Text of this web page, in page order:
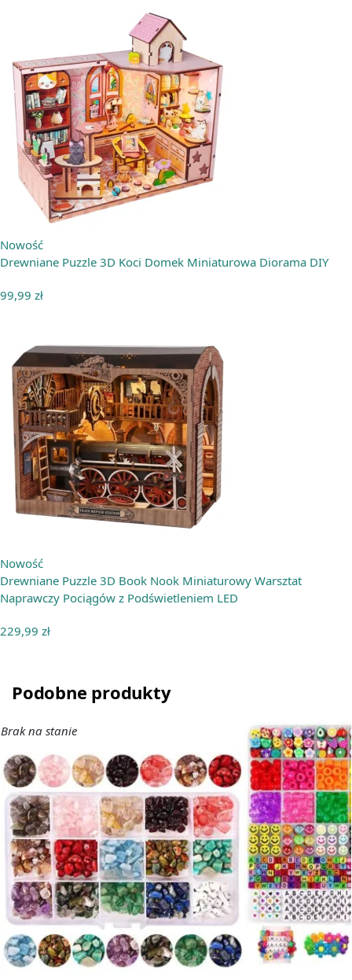
Nowość
Drewniane Puzzle 3D Koci Domek Miniaturowa Diorama DIY
99,99 zł
Nowość
Drewniane Puzzle 3D Book Nook Miniaturowy Warsztat
Naprawczy Pociągów z Podświetleniem LED
229,99 zł
Podobne produkty
Brak na stanie